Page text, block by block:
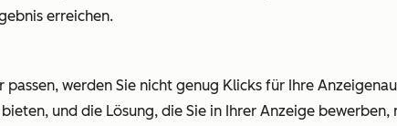
erreichen.
werden Sie nicht genug Klicks für Ihre
und die Lösung, die Sie in Ihrer Anzeige bewerben,